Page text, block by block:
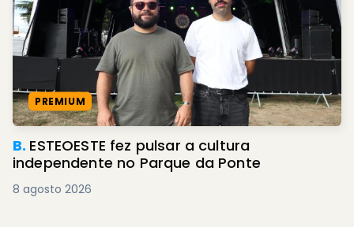
PREMIUM
B. ESTEOESTE fez pulsar a cultura
independente no Parque da Ponte
8 agosto 2026